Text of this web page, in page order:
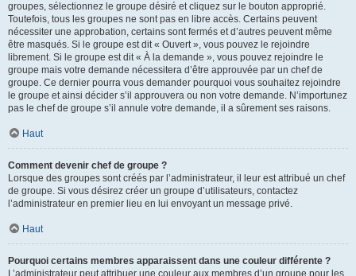
groupes, sélectionnez le groupe désiré et cliquez sur le bouton approprié.
Toutefois, tous les groupes ne sont pas en libre accès. Certains peuvent
nécessiter une approbation, certains sont fermés et d’autres peuvent même
être masqués. Si le groupe est dit « Ouvert », vous pouvez le rejoindre
librement. Si le groupe est dit « À la demande », vous pouvez rejoindre le
groupe mais votre demande nécessitera d’être approuvée par un chef de
groupe. Ce dernier pourra vous demander pourquoi vous souhaitez rejoindre
le groupe et ainsi décider s’il approuvera ou non votre demande. N’importunez
pas le chef de groupe s’il annule votre demande, il a sûrement ses raisons.
Haut
Comment devenir chef de groupe ?
Lorsque des groupes sont créés par l’administrateur, il leur est attribué un chef
de groupe. Si vous désirez créer un groupe d’utilisateurs, contactez
l’administrateur en premier lieu en lui envoyant un message privé.
Haut
Pourquoi certains membres apparaissent dans une couleur différente ?
L’administrateur peut attribuer une couleur aux membres d’un groupe pour les